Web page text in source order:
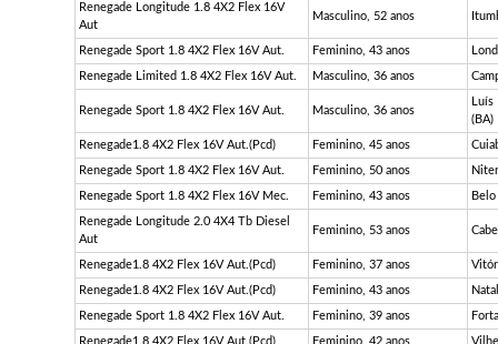
Renegade Longitude 1.8 4X2 Flex 16V
Aut
Masculino, 52 anos
Renegade Sport 1.8 4X2 Flex 16V Aut. Feminino, 43 anos
Renegade Limited 1.8 4X2 Flex 16V Aut. Masculino, 36 anos
Renegade Sport 1.8 4X2 Flex 16V Aut. Masculino, 36 anos
(BA)
Renegade1.8 4X2 Flex 16V Aut.(Pcd) Feminino, 45 anos
Renegade Sport 1.8 4X2 Flex 16V Aut. Feminino, 50 anos
Renegade Sport 1.8 4X2 Flex 16V Mec. Feminino, 43 anos
Renegade Longitude 2.0 4X4 Tb Diesel
Aut
Feminino, 53 anos
Renegade1.8 4X2 Flex 16V Aut.(Pcd) Feminino, 37 anos
Renegade1.8 4X2 Flex 16V Aut.(Pcd) Feminino, 43 anos
Renegade Sport 1.8 4X2 Flex 16V Aut. Feminino, 39 anos
Renegade1.8 4X2 Flex 16V Aut.(Pcd) Feminino, 42 anos